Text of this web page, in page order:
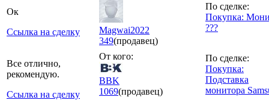
Ок
Ссылка на сделку
Magwai2022
349(продавец)
По сделке:
Покупка:
???
Все отлично,
рекомендую.
Ссылка на сделку
От кого:
BBK
1069(продавец)
По сделке:
Покупка:
Подставка
монитора